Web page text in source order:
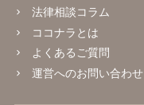
法律相談コラム
ココナラとは
よくあるご質問
運営へのお問い合わせ